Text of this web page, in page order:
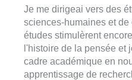
Je me dirigeai vers des
sciences-humaines et
études stimulèrent
l'histoire de la pensée et
cadre académique en
apprentissage de